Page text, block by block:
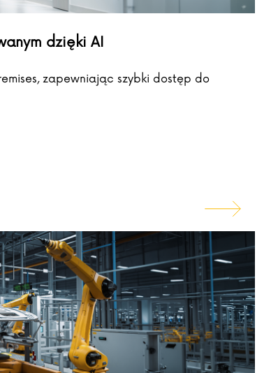
dzięki AI
zapewniając szybki dostęp do